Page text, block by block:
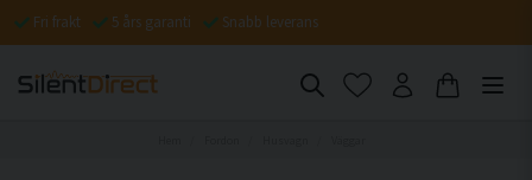
Fri frakt 5 års garanti Snabb leverans